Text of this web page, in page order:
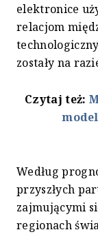
elektronice
relacjom
zostały na
Czytaj też:
Według
przyszłych
zajmującymi
regionach